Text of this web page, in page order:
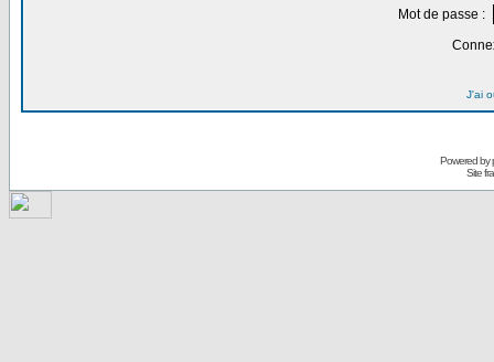
Mot de passe :
J'ai
Powered by
Site